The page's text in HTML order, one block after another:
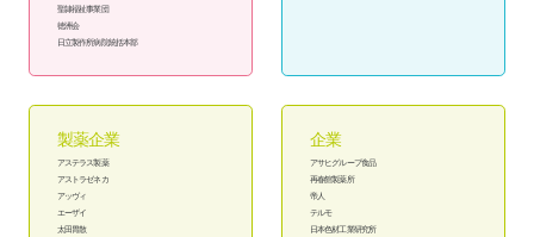
聖隷福祉事業団
徳洲会
日立製作所病院統括本部
製薬企業
アステラス製薬
アストラゼネカ
アッヴィ
エーザイ
太田胃散
企業
アサヒグループ食品
再春館製薬所
帝人
テルモ
日本色材工業研究所